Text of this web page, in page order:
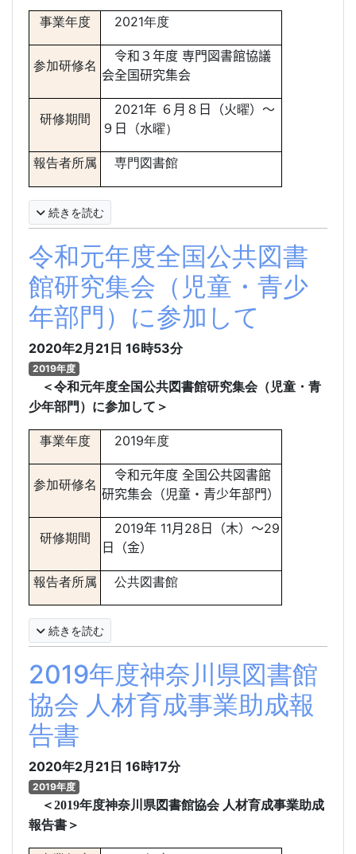
事業年度 2021年度
参加研修名
令和３年度 専門図書館協議
会全国研究集会
研修期間
2021年 ６ 月８ 日（火曜） ～
９日（水曜）
報告者所属 専門図書館
続きを読む
令和元年度全国公共図書
館研究集会（児童・青少
年部門）に参加して
2020年2月21日 16時53分
2019年度
＜令和元年度全国公共図書館研究集会（児童・青
少年部門）に参加して ＞
事業年度 2019年度
参加研修名
令和元年度 全国公共図書館
研究集会（児童・青少年部門）
研修期間
2019年 11月28日（木） ～29
日（金）
報告者所属 公共図書館
続きを読む
2019年度神奈川県図書館
協会 人材育成事業助成報
告書
2020年2月21日 16時17分
2019年度
＜2019年度神奈川県図書館協会 人材育成事業助成
報告書 ＞